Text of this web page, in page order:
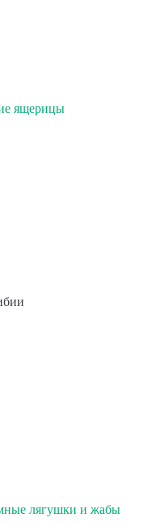
ящерицы
лягушки и жабы